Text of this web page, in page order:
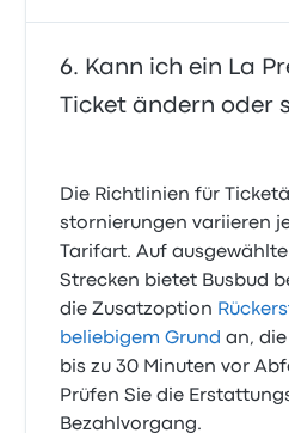
Kann ich ein La
Ticket ändern oder
Die Richtlinien für
stornierungen variieren
Tarifart. Auf
Strecken bietet Busbud
die Zusatzoption
beliebigem Grund an,
bis zu 30 Minuten vor
Prüfen Sie die
Bezahlvorgang.